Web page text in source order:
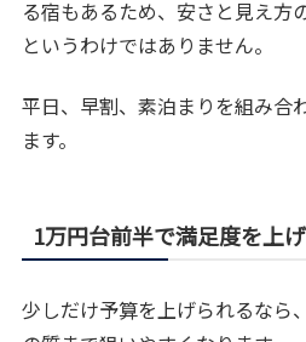
る宿もあるため、安さと見え方
というわけではありません。
平日、早割、素泊まりを組み合
ます。
1万円台前半で満足度を上
少しだけ予算を上げられるなら